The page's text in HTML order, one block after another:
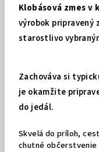
Klobásová zmes v
výrobok pripravený
starostlivo
Zachováva si
je okamžite
do jedál.
Skvelá do príloh,
chutné občerstvenie